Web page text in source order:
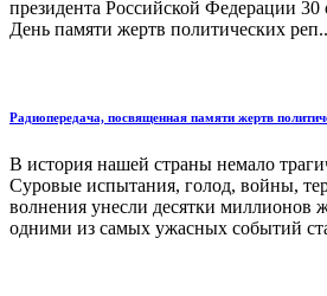
президента Российской Федерации 30
День памяти жертв политических
Радиопередача, посвященная памяти жертв
В история нашей страны немало
Суровые испытания, голод, войны,
волнения унесли десятки миллионов
одними из самых ужасных событий